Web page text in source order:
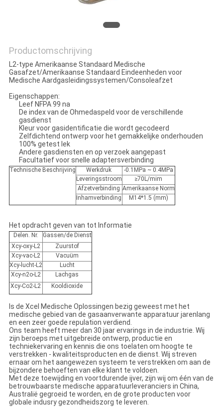
Productomschrijving
L2-type Amerikaanse Standaard Medische
Gasafzet/Amerikaanse Standaard Eindeenheden voor
Medische Aardgasleidingssystemen/Consoleafzet
Eigenschappen:
Leef NFPA 99 na
De index van de Ohmedaspeld voor de verschillende
gasdienst
Kleur voor gasidentificatie die wordt gecodeerd
Zelfdichtend ontwerp voor het gemakkelijke onderhouden
100% getest lek
Andere gasdiensten en op verzoek aangepast
Facultatief voor snelle adaptersverbinding
Technische Beschrijving Werkdruk
-0.1MPa ~ 0.4MPa
Leveringsstroom
≥70L/mim
Afzetverbinding Amerikaanse Norm
Inhamverbinding
M14*1.5 (mm)
Het opdracht geven van tot Informatie
Delen. Nr.
Gassen/de Dienst
Xcy-oxy-L2
Zuurstof
Xcy-vac-L2
Vacuüm
Xcy-lucht-L2
Lucht
Xcy-n2o-L2
Lachgas
Xcy-Co2-L2
Kooldioxide
Is de Xcel Medische Oplossingen bezig geweest met het
medische gebied van de gasaanverwante apparatuur jarenlang
en een zeer goede repulation verdiend.
Ons team heeft meer dan 30 jaar ervarings in de industrie. Wij
zijn beroeps met uitgebreide ontwerp, productie en
techniekervaring en kennis die ons toelaten om hoogte te
verstrekken - kwaliteitsproducten en de dienst. Wij streven
ernaar om het aangewezen systeem te verstrekken om aan de
bijzondere behoeften van elke klant te voldoen.
Met deze toewijding en voortdurende ijver, zijn wij om één van de
betrouwbaarste medische apparatuurleveranciers in China,
Australië gegroeid te worden, en de grote producten voor
globale indusry gezondheidszorg te leveren.